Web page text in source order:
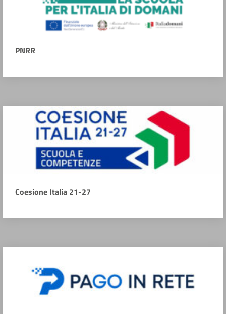
PNRR
Coesione Italia 21-27